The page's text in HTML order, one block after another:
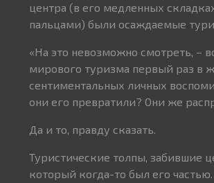
центра (в его медленных
пальцами) были осаждаемые
«На это невозможно смотреть, –
мирового туризма первый раз в
сентиментальных личных
они его превратили? Они же
Да и то, правду сказать.
Туристические толпы, забившие
который когда-то был его